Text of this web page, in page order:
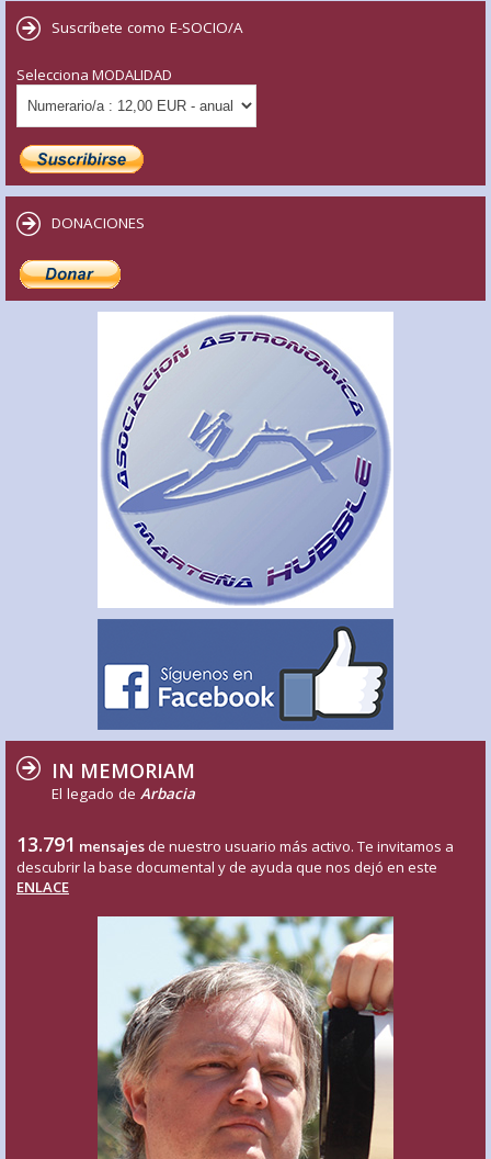
Suscríbete como E-SOCIO/A
Selecciona MODALIDAD
DONACIONES
IN MEMORIAM
El legado de Arbacia
13.791 mensajes de nuestro usuario más activo. Te invitamos a
descubrir la base documental y de ayuda que nos dejó en este
ENLACE